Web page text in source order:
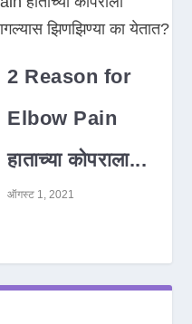
2 Reason for
Elbow Pain
हाताच्या कोपराला...
ऑगस्ट 1, 2021